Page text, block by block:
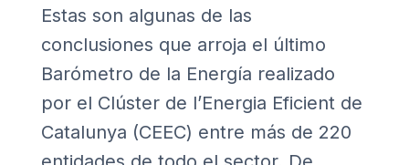
Estas son algunas de las
conclusiones que arroja el último
Barómetro de la Energía realizado
por el Clúster de l’Energia Eficient de
Catalunya (CEEC) entre más de 220